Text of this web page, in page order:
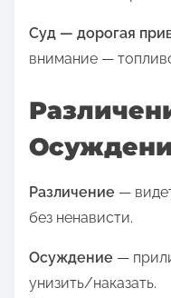
Суд — дорогая
внимание —
Различение —
без ненависти.
Осуждение —
унизить/наказать.